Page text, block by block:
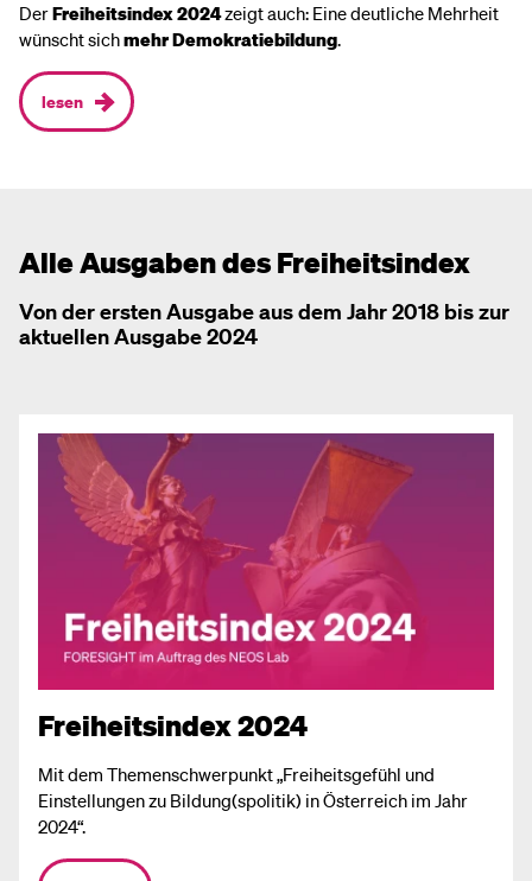
DerFreiheitsindex 2024zeigt auch: Eine deutliche Mehrheit
wünscht sichmehr Demokratiebildung.
lesen
Alle Ausgaben des Freiheitsindex
Von der ersten Ausgabe aus dem Jahr 2018 bis zur
aktuellen Ausgabe 2024
Freiheitsindex 2024
Mit dem Themenschwerpunkt „Freiheitsgefühl und
Einstellungen zu Bildung(spolitik) in Österreich im Jahr
2024“.